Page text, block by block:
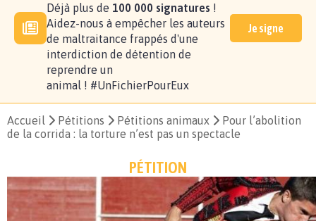
Déjà plus de 100 000 signatures !
Aidez-nous à empêcher les auteurs
de maltraitance frappés d'une
interdiction de détention de
reprendre un
animal ! #UnFichierPourEux
Je signe
Accueil Pétitions Pétitions animaux
Pour l’abolition
de la corrida : la torture n’est pas un spectacle
PÉTITION